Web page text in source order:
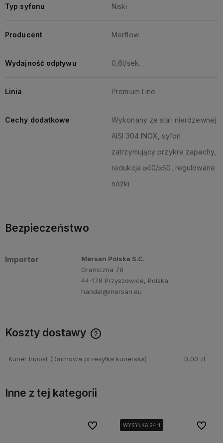
Typ syfonu Niski
Producent Merflow
Wydajność odpływu 0,6l/sek.
Linia Premium Line
Cechy dodatkowe
Wykonany ze stali nierdzewnej
AISI 304 INOX, syfon
zatrzymujący przykre zapachy,
redukcja ⌀40/⌀50, regulowane
nóżki
Bezpieczeństwo
Importer
Mersan Polska S.C.
Graniczna 78
44-178 Przyszowice, Polska
handel@mersan.eu
Koszty dostawy
Kurier Inpost(Darmowa przesyłka kurierska) 0,00 zł
Inne z tej kategorii
Do ulubionych
Do ulubionychWYSYŁKA 24H
WYSYŁKA 24H Do
Do